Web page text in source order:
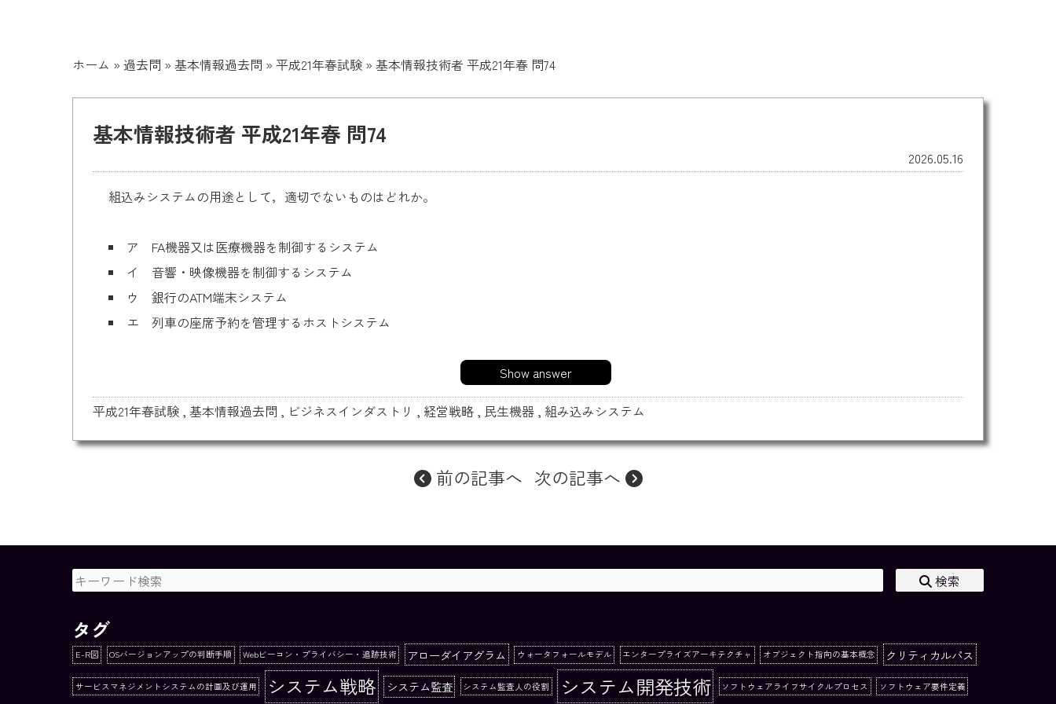
ホーム » 過去問 » 基本情報過去問 » 平成21年春試験 » 基本情報技術者 平成21年春 問74
基本情報技術者 平成21年春 問74
2026.05.16
組込みシステムの用途として，適切でないものはどれか。
ア FA機器又は医療機器を制御するシステム
イ 音響・映像機器を制御するシステム
ウ 銀行のATM端末システム
エ 列車の座席予約を管理するホストシステム
Show answer
平成21年春試験 , 基本情報過去問 , ビジネスインダストリ , 経営戦略 , 民生機器 , 組み込みシステム
前の記事へ 次の記事へ
検索
タグ
E-R図 OSバージョンアップの判断手順 Webビーコン・プライバシー・追跡技術 アローダイアグラム ウォータフォールモデル エンタープライズアーキテクチャ オブジェクト指向の基本概念 クリティカルパス
サービスマネジメントシステムの計画及び運用 システム戦略 システム監査 システム監査人の役割 システム開発技術 ソフトウェアライフサイクルプロセス ソフトウェア要件定義